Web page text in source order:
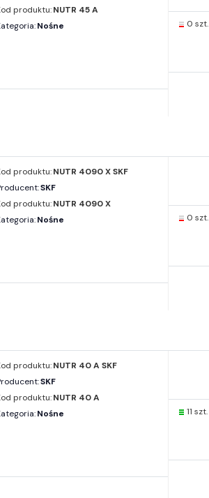
produktu:NUTR 45 A
Nośne 0 szt.
produktu:NUTR 4090 X SKF
SKF
produktu:NUTR 4090 X
Nośne 0 szt.
produktu:NUTR 40 A SKF
SKF
produktu:NUTR 40 A
Nośne 11 szt.